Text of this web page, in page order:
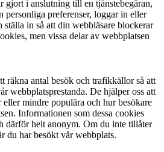
gjort i anslutning till en tjänstebegäran,
personliga preferenser, loggar in eller
in så att din webbläsare blockerar
men vissa delar av webbplatsen
räkna antal besök och trafikkällor så att
webbplatsprestanda. De hjälper oss att
mindre populära och hur besökare
Informationen som dessa cookies
därför helt anonym. Om du inte tillåter
du har besökt vår webbplats.